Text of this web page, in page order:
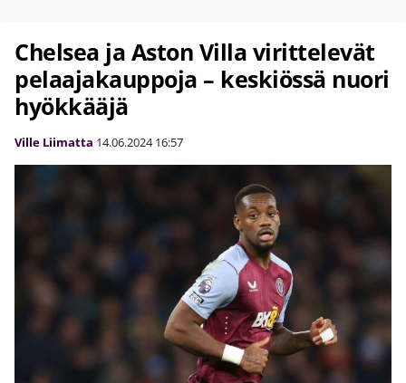
Chelsea ja Aston Villa virittelevät
pelaajakauppoja – keskiössä nuori
hyökkääjä
Ville Liimatta 14.06.2024 16:57